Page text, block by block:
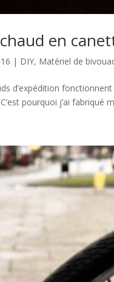
en
| DIY, Matériel de
d’expédition
pourquoi j’ai fabriqué